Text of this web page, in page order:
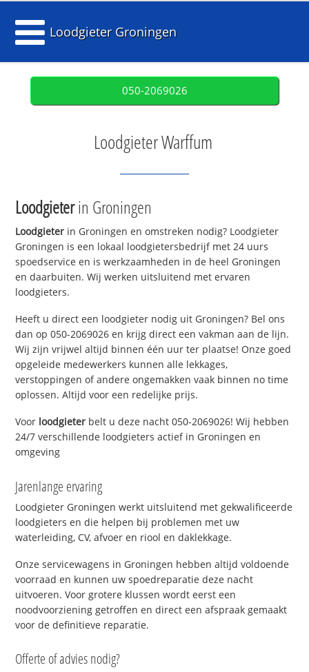
Loodgieter Groningen
050-2069026
Loodgieter Warffum
Loodgieterin Groningen
Loodgieter in Groningen en omstreken nodig? Loodgieter
Groningen is een lokaal loodgietersbedrijf met 24 uurs
spoedservice en is werkzaamheden in de heel Groningen
en daarbuiten. Wij werken uitsluitend met ervaren
loodgieters.
Heeft u direct een loodgieter nodig uit Groningen? Bel ons
dan op 050-2069026 en krijg direct een vakman aan de lijn.
Wij zijn vrijwel altijd binnen één uur ter plaatse! Onze goed
opgeleide medewerkers kunnen alle lekkages,
verstoppingen of andere ongemakken vaak binnen no time
oplossen. Altijd voor een redelijke prijs.
Voor loodgieter belt u deze nacht 050-2069026! Wij hebben
24/7 verschillende loodgieters actief in Groningen en
omgeving
Jarenlange ervaring
Loodgieter Groningen werkt uitsluitend met gekwalificeerde
loodgieters en die helpen bij problemen met uw
waterleiding, CV, afvoer en riool en daklekkage.
Onze servicewagens in Groningen hebben altijd voldoende
voorraad en kunnen uw spoedreparatie deze nacht
uitvoeren. Voor grotere klussen wordt eerst een
noodvoorziening getroffen en direct een afspraak gemaakt
voor de definitieve reparatie.
Offerte of advies nodig?